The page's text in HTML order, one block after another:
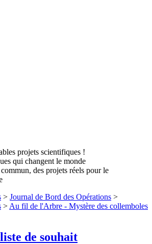
projets scientifiques !
qui changent le monde
des projets réels pour le
> Journal de Bord des Opérations >
> Au fil de l'Arbre - Mystère des collemboles
de souhait